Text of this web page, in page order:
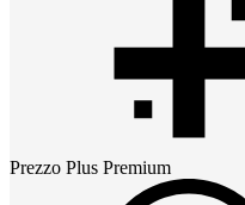
Prezzo Plus Premium